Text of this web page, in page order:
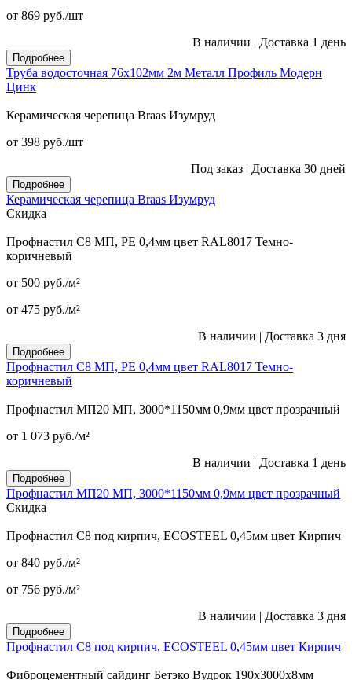
от 869 руб./шт
В наличии
Доставка 1 день
Подробнее
Труба водосточная 76x102мм 2м Металл Профиль Модерн
Цинк
Керамическая черепица Braas Изумруд
от 398 руб./шт
Под заказ
Доставка 30 дней
Подробнее
Керамическая черепица Braas Изумруд
Скидка
Профнастил С8 МП, PE 0,4мм цвет RAL8017 Темно-
коричневый
от 500 руб./м²
от 475 руб./м²
В наличии
Доставка 3 дня
Подробнее
Профнастил С8 МП, PE 0,4мм цвет RAL8017 Темно-
коричневый
Профнастил МП20 МП, 3000*1150мм 0,9мм цвет прозрачный
от 1 073 руб./м²
В наличии
Доставка 1 день
Подробнее
Профнастил МП20 МП, 3000*1150мм 0,9мм цвет прозрачный
Скидка
Профнастил С8 под кирпич, ECOSTEEL 0,45мм цвет Кирпич
от 840 руб./м²
от 756 руб./м²
В наличии
Доставка 3 дня
Подробнее
Профнастил С8 под кирпич, ECOSTEEL 0,45мм цвет Кирпич
Фиброцементный сайдинг Бетэко Вудрок 190х3000х8мм